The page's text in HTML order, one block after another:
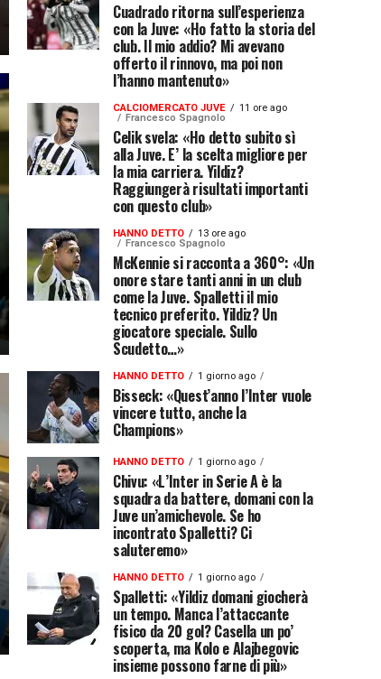
Cuadrado ritorna sull’esperienza
con la Juve: «Ho fatto la storia del
club. Il mio addio? Mi avevano
offerto il rinnovo, ma poi non
l’hanno mantenuto»
CALCIOMERCATO JUVE
11 ore ago
Francesco Spagnolo
Celik svela: «Ho detto subito sì
alla Juve. E’ la scelta migliore per
la mia carriera. Yildiz?
Raggiungerà risultati importanti
con questo club»
HANNO DETTO
13 ore ago
Francesco Spagnolo
McKennie si racconta a 360°: «Un
onore stare tanti anni in un club
come la Juve. Spalletti il mio
tecnico preferito. Yildiz? Un
giocatore speciale. Sullo
Scudetto…»
HANNO DETTO 1 giorno ago
Bisseck: «Quest’anno l’Inter vuole
vincere tutto, anche la
Champions»
HANNO DETTO 1 giorno ago
Chivu: «L’Inter in Serie A è la
squadra da battere, domani con la
Juve un’amichevole. Se ho
incontrato Spalletti? Ci
saluteremo»
HANNO DETTO 1 giorno ago
Spalletti: «Yildiz domani giocherà
un tempo. Manca l’attaccante
fisico da 20 gol? Casella un po’
scoperta, ma Kolo e Alajbegovic
insieme possono farne di più»